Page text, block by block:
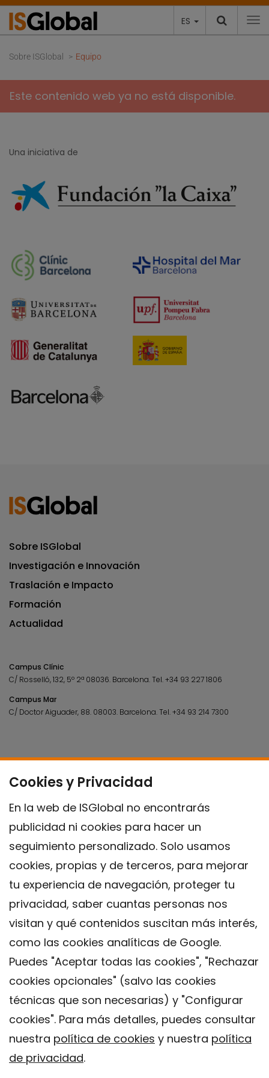
ES
Sobre ISGlobal Equipo
Este contenido web ya no está disponible.
Cookies y Privacidad
En la web de ISGlobal no encontrarás
publicidad ni cookies para hacer un
seguimiento personalizado. Solo usamos
cookies, propias y de terceros, para mejorar
tu experiencia de navegación, proteger tu
privacidad, saber cuantas personas nos
visitan y qué contenidos suscitan más interés,
como las cookies analíticas de Google.
Puedes "Aceptar todas las cookies", "Rechazar
cookies opcionales" (salvo las cookies
técnicas que son necesarias) y "Configurar
cookies". Para más detalles, puedes consultar
nuestra política de cookies y nuestra política
de privacidad.
Una iniciativa de
Sobre ISGlobal
Investigación e Innovación
Traslación e Impacto
Formación
Actualidad
Campus Clínic
C/ Rosselló, 132, 5º 2ª 08036. Barcelona.Tel.+34 93 227 1806
Campus Mar
C/ Doctor Aiguader, 88. 08003. Barcelona.Tel.+34 93 214 7300
Contacto
Política de privacidad
Política de Cookies